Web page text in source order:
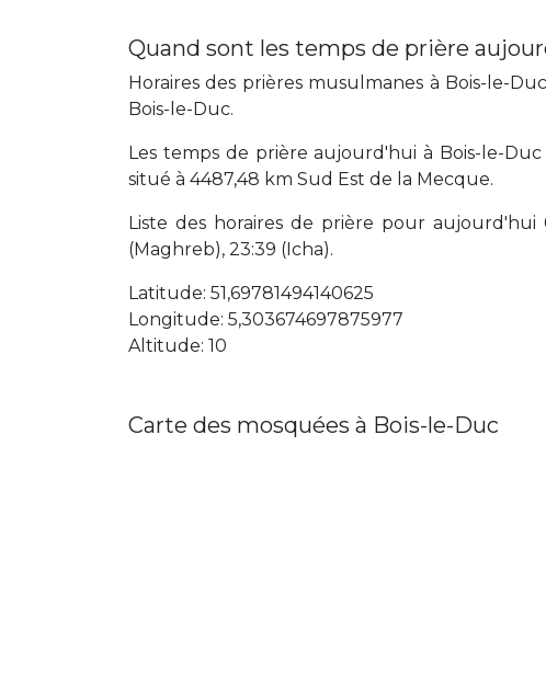
Quand sont les temps de prière
Horaires des prières musulmanes à Bois-le-
Bois-le-Duc.
Les temps de prière aujourd'hui à Bois-le-
situé à 4487,48 km Sud Est de la Mecque.
Liste des horaires de prière pour aujourd'hui
(Maghreb), 23:39 (Icha).
Latitude: 51,69781494140625
Longitude: 5,303674697875977
Altitude: 10
Carte des mosquées à Bois-le-Duc